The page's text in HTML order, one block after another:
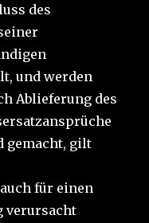
des
und werden
Ablieferung des
gemacht, gilt
für einen
verursacht